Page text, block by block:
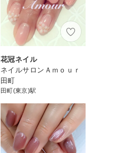
花冠ネイル
ネイルサロンＡｍｏｕｒ
田町
田町(東京)駅